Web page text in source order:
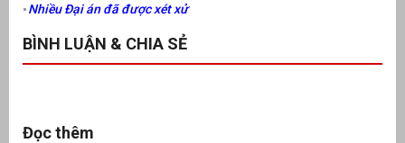
Nhiều Đại án đã được xét xử
BÌNH LUẬN & CHIA SẺ
Đọc thêm